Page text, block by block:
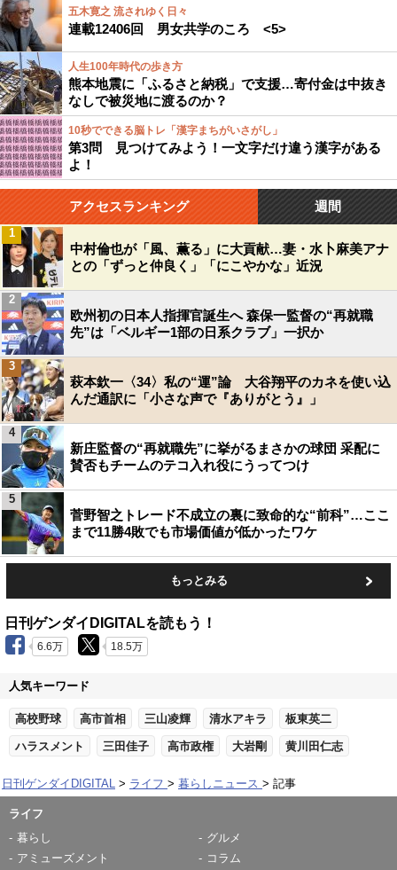
五木寛之 流されゆく日々
連載12406回 男女共学のころ <5>
人生100年時代の歩き方
熊本地震に「ふるさと納税」で支援…寄付金は中抜き
なしで被災地に渡るのか？
10秒でできる脳トレ「漢字まちがいさがし」
第3問 見つけてみよう！一文字だけ違う漢字がある
よ！
アクセスランキング 週間
中村倫也が「風、薫る」に大貢献…妻・水卜麻美アナ
との「ずっと仲良く」「にこやかな」近況
1
欧州初の日本人指揮官誕生へ 森保一監督の“再就職
先”は「ベルギー1部の日系クラブ」一択か
2
萩本欽一〈34〉私の“運”論 大谷翔平のカネを使い込
んだ通訳に「小さな声で『ありがとう』」
3
新庄監督の“再就職先”に挙がるまさかの球団 采配に
賛否もチームのテコ入れ役にうってつけ
4
菅野智之トレード不成立の裏に致命的な“前科”…ここ
まで11勝4敗でも市場価値が低かったワケ
5
もっとみる
日刊ゲンダイDIGITALを読もう！
6.6万 18.5万
人気キーワード
高校野球 高市首相 三山凌輝 清水アキラ 板東英二
ハラスメント 三田佳子 高市政権 大岩剛 黄川田仁志
日刊ゲンダイDIGITAL ライフ 暮らしニュース 記事
ライフ
暮らし
グルメ
アミューズメント
コラム